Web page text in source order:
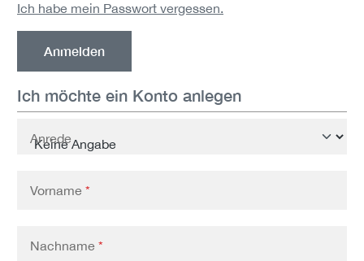
Ich habe mein Passwort vergessen.
Anmelden
Ich möchte ein Konto anlegen
Persönliche Informationen
Anrede
Vorname *
Nachname *